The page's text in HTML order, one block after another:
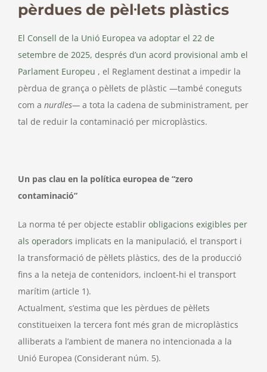
pèrdues de pèl·lets plàstics
El Consell de la Unió Europea va adoptar el 22 de
setembre de 2025, després d’un acord provisional amb el
Parlament Europeu , el Reglament destinat a impedir la
pèrdua de grança o pèl·lets de plàstic —també coneguts
com a nurdles— a tota la cadena de subministrament, per
tal de reduir la contaminació per microplàstics.
Un pas clau en la política europea de “zero
contaminació”
La norma té per objecte establir obligacions exigibles per
als operadors implicats en la manipulació, el transport i
la transformació de pèl·lets plàstics, des de la producció
fins a la neteja de contenidors, incloent-hi el transport
marítim (article 1).
Actualment, s’estima que les pèrdues de pèl·lets
constitueixen la tercera font més gran de microplàstics
alliberats a l’ambient de manera no intencionada a la
Unió Europea (Considerant núm. 5).